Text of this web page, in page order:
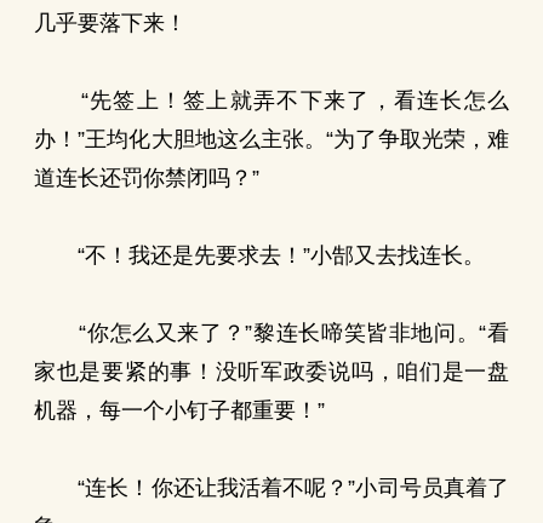
几乎要落下来！
“先签上！签上就弄不下来了，看连长怎么
办！”王均化大胆地这么主张。“为了争取光荣，难
道连长还罚你禁闭吗？”
“不！我还是先要求去！”小郜又去找连长。
“你怎么又来了？”黎连长啼笑皆非地问。“看
家也是要紧的事！没听军政委说吗，咱们是一盘
机器，每一个小钉子都重要！”
“连长！你还让我活着不呢？”小司号员真着了